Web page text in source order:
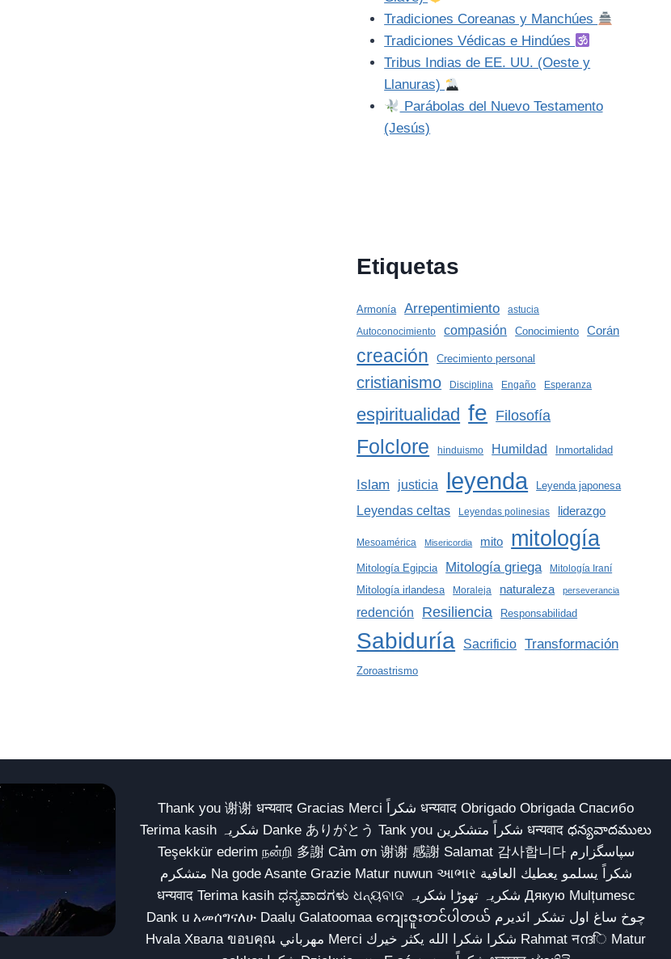
Tradiciones Coreanas y Manchúes
Tradiciones Védicas e Hindúes
Tribus Indias de EE. UU. (Oeste y
Llanuras)
Parábolas del Nuevo Testamento
(Jesús)
Etiquetas
Armonía Arrepentimiento
astucia
Autoconocimiento
compasión Conocimiento Corán
creación Crecimiento personal
cristianismo Disciplina Engaño Esperanza
espiritualidad fe Filosofía
Folclore hinduismo Humildad Inmortalidad
Islam justicia leyenda Leyenda japonesa
Leyendas celtas Leyendas polinesias liderazgo
Mesoamérica Misericordia mito mitología
Mitología Egipcia Mitología griega Mitología Iraní
Mitología irlandesa Moraleja naturaleza perseverancia
redención Resiliencia Responsabilidad
Sabiduría Sacrificio Transformación
Zoroastrismo
Thank you 谢谢 धन्यवाद Gracias Merci شكراً धन्यवाद Obrigado Obrigada Спасибо
Terima kasih شکریہ Danke ありがとう Tank you شكراً متشكرين धन्यवाद ధన్యవాదములు
Teşekkür ederim நன்றி 多謝 Cảm ơn 谢谢 感謝 Salamat 감사합니다 سپاسگزارم
متشکرم Na gode Asante Grazie Matur nuwun આભાર شكراً يسلمو يعطيك العافية
धन्यवाद Terima kasih ಧನ್ಯವಾದಗಳು ଧନ୍ୟବାଦ شکریہ تھوڑا شکریہ Дякую Mulțumesc
Dank u አመሰግናለሁ Daalụ Galatoomaa ကျေးဇူးတင်ပါတယ် چوخ ساغ اول تشکر ائدیرم
Hvala Хвала ขอบคุณ مهرباني Merci شكرا شكرا الله يكثر خيرك Rahmat नന്ദि Matur